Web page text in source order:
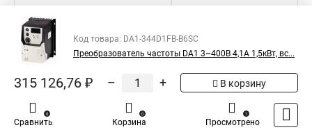
Протокол поддержки INTERBUS-
Safety
PROFIsafe
Поддержка протокола для
SafetyBUS p
Код товара: DA1-344D1FB-B6SC
Преобразователь частоты DA1 3~400В 4,1A 1,5кВт, вс...
315 126,76 ₽ – + В корзину
Сравнить
0
Корзина
0
Просмотрено
1